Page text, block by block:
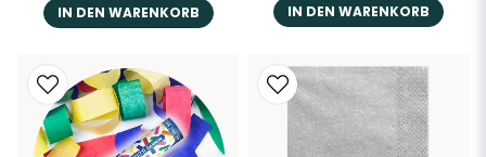
IN DEN WARENKORB IN DEN WARENKORB